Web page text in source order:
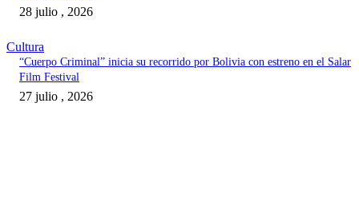
28 julio , 2026
Cultura
“Cuerpo Criminal” inicia su recorrido por Bolivia con estreno en el Salar
Film Festival
27 julio , 2026